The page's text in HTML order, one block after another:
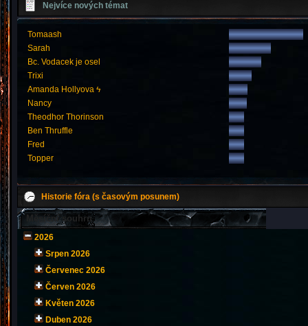
Nejvíce nových témat
Tomaash
Sarah
Bc. Vodacek je osel
Trixi
Amanda Hollyova ϟ
Nancy
Theodhor Thorinson
Ben Thruffle
Fred
Topper
Historie fóra (s časovým posunem)
Měsíční souhrn
2026
Srpen 2026
Červenec 2026
Červen 2026
Květen 2026
Duben 2026